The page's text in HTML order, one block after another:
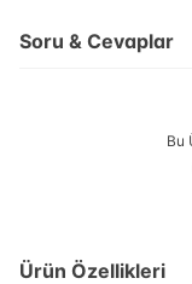
Soru & Cevaplar
Bu
Ürün Özellikleri